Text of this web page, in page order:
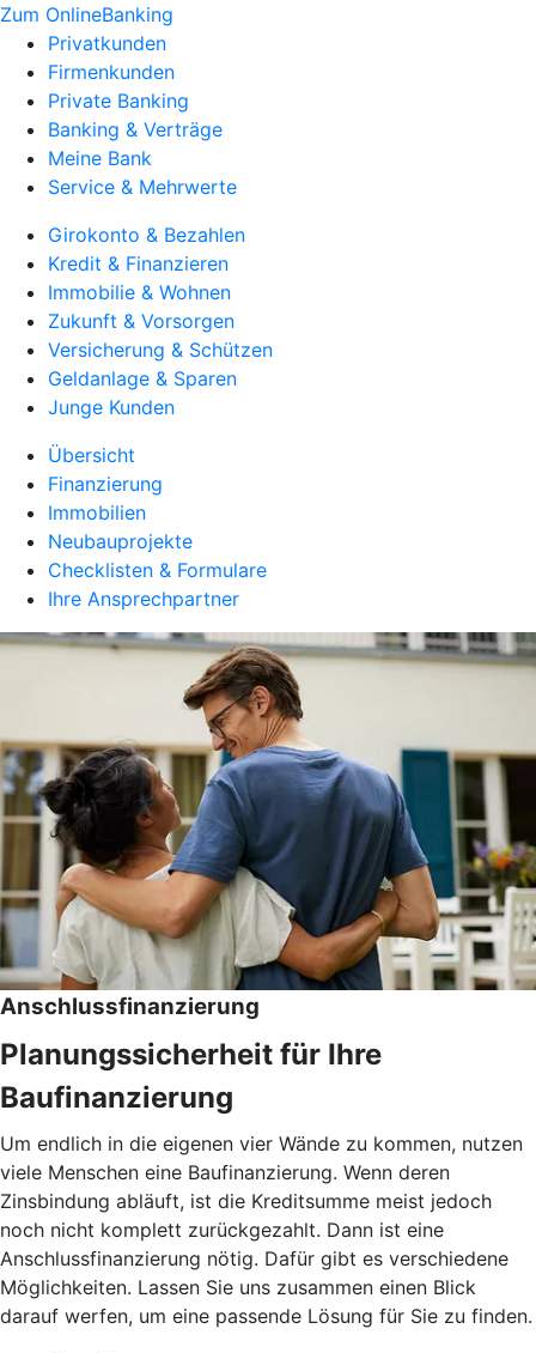
Zum OnlineBanking
Privatkunden
Firmenkunden
Private Banking
Banking & Verträge
Meine Bank
Service & Mehrwerte
Girokonto & Bezahlen
Kredit & Finanzieren
Immobilie & Wohnen
Zukunft & Vorsorgen
Versicherung & Schützen
Geldanlage & Sparen
Junge Kunden
Übersicht
Finanzierung
Immobilien
Neubauprojekte
Checklisten & Formulare
Ihre Ansprechpartner
Anschlussfinanzierung
Planungssicherheit für Ihre
Baufinanzierung
Um endlich in die eigenen vier Wände zu kommen, nutzen
viele Menschen eine Baufinanzierung. Wenn deren
Zinsbindung abläuft, ist die Kreditsumme meist jedoch
noch nicht komplett zurückgezahlt. Dann ist eine
Anschlussfinanzierung nötig. Dafür gibt es verschiedene
Möglichkeiten. Lassen Sie uns zusammen einen Blick
darauf werfen, um eine passende Lösung für Sie zu finden.